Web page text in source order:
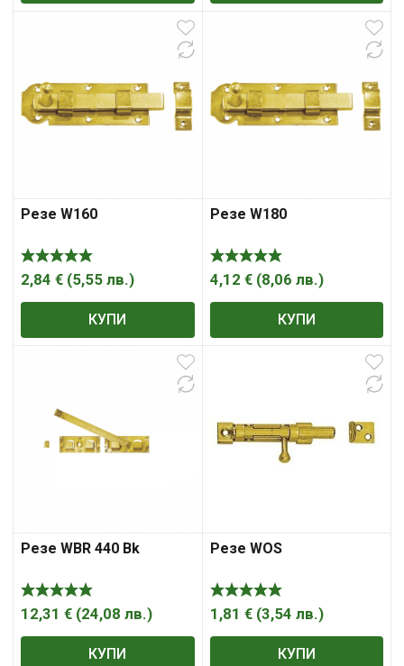
Резе W160
2,84 € (5,55 лв.)
КУПИ
Резе W180
4,12 € (8,06 лв.)
КУПИ
Резе WBR 440 Bk
12,31 € (24,08 лв.)
КУПИ
Резе WOS
1,81 € (3,54 лв.)
КУПИ